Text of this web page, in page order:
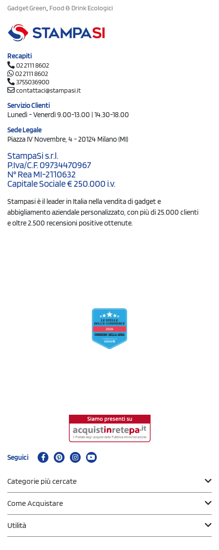
Gadget Green, Food & Drink Ecologici
Recapiti
02 2111 8602
02 2111 8602
3755036900
contattaci@stampasi.it
Servizio Clienti
Lunedì - Venerdì 9.00-13.00 | 14.30-18.00
Sede Legale
Piazza IV Novembre, 4 - 20124 Milano (MI)
StampaSi s.r.l.
P.Iva/C.F. 09734470967
N° Rea MI-2110632
Capitale Sociale € 250.000 i.v.
Stampasi è il leader in Italia nella vendita di gadget e
abbigliamento aziendale personalizzato, con più di 25.000 clienti
e oltre 2.500 recensioni positive ottenute.
Seguici
Categorie più cercate
Come Acquistare
Utilità